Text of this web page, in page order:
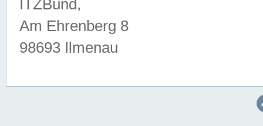
ITZBund,
Am Ehrenberg 8
98693 Ilmenau